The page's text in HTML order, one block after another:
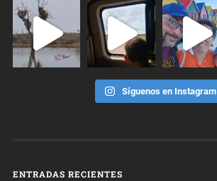
Síguenos en Instagram
ENTRADAS RECIENTES